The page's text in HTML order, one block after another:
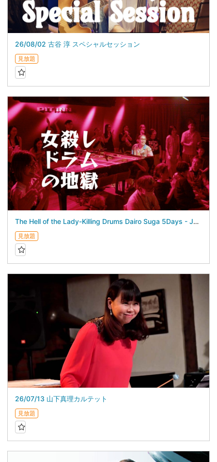
26/08/02 古谷 淳 スペシャルセッション
見放題
The Hell of the Lady-Killing Drums Dairo Suga 5Days - July 25, 2026 -
見放題
26/07/13 山下真理カルテット
見放題